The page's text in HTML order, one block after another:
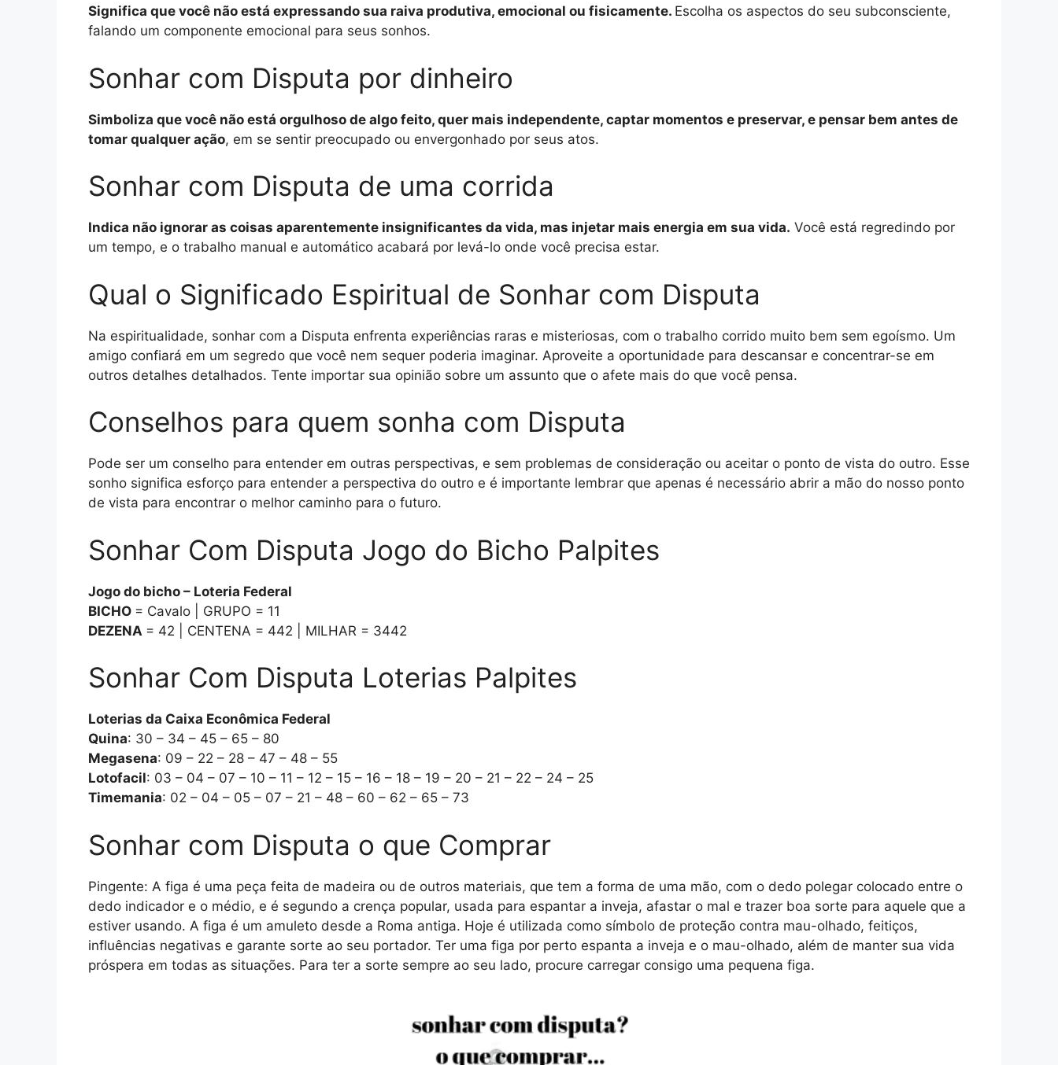
Significa que você não está expressando sua raiva produtiva, emocional ou fisicamente. Escolha os aspectos do seu subconsciente,
falando um componente emocional para seus sonhos.
Sonhar com Disputa por dinheiro
Simboliza que você não está orgulhoso de algo feito, quer mais independente, captar momentos e preservar, e pensar bem antes de
tomar qualquer ação, em se sentir preocupado ou envergonhado por seus atos.
Sonhar com Disputa de uma corrida
Indica não ignorar as coisas aparentemente insignificantes da vida, mas injetar mais energia em sua vida. Você está regredindo por
um tempo, e o trabalho manual e automático acabará por levá-lo onde você precisa estar.
Qual o Significado Espiritual de Sonhar com Disputa
Na espiritualidade, sonhar com a Disputa enfrenta experiências raras e misteriosas, com o trabalho corrido muito bem sem egoísmo. Um
amigo confiará em um segredo que você nem sequer poderia imaginar. Aproveite a oportunidade para descansar e concentrar-se em
outros detalhes detalhados. Tente importar sua opinião sobre um assunto que o afete mais do que você pensa.
Conselhos para quem sonha com Disputa
Pode ser um conselho para entender em outras perspectivas, e sem problemas de consideração ou aceitar o ponto de vista do outro. Esse
sonho significa esforço para entender a perspectiva do outro e é importante lembrar que apenas é necessário abrir a mão do nosso ponto
de vista para encontrar o melhor caminho para o futuro.
Sonhar Com Disputa Jogo do Bicho Palpites
Jogo do bicho – Loteria Federal
BICHO = Cavalo | GRUPO = 11
DEZENA = 42 | CENTENA = 442 | MILHAR = 3442
Sonhar Com Disputa Loterias Palpites
Loterias da Caixa Econômica Federal
Quina: 30 – 34 – 45 – 65 – 80
Megasena: 09 – 22 – 28 – 47 – 48 – 55
Lotofacil: 03 – 04 – 07 – 10 – 11 – 12 – 15 – 16 – 18 – 19 – 20 – 21 – 22 – 24 – 25
Timemania: 02 – 04 – 05 – 07 – 21 – 48 – 60 – 62 – 65 – 73
Sonhar com Disputa o que Comprar
Pingente: A figa é uma peça feita de madeira ou de outros materiais, que tem a forma de uma mão, com o dedo polegar colocado entre o
dedo indicador e o médio, e é segundo a crença popular, usada para espantar a inveja, afastar o mal e trazer boa sorte para aquele que a
estiver usando. A figa é um amuleto desde a Roma antiga. Hoje é utilizada como símbolo de proteção contra mau-olhado, feitiços,
influências negativas e garante sorte ao seu portador. Ter uma figa por perto espanta a inveja e o mau-olhado, além de manter sua vida
próspera em todas as situações. Para ter a sorte sempre ao seu lado, procure carregar consigo uma pequena figa.